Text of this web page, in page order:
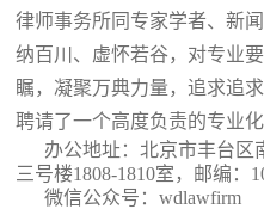
律师事务所同专家学者、新
纳百川、虚怀若谷，对专业
瞩，凝聚万典力量，追求追
聘请了一个高度负责的专业化
办公地址：北京市丰台区
三号楼1808-1810室 ，邮编：
微信公众号：wdlawfirm